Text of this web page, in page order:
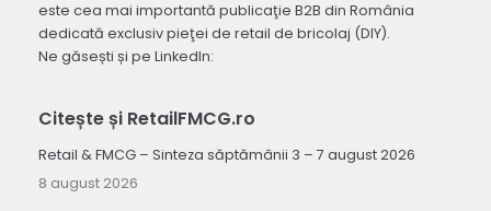
este cea mai importantă publicaţie B2B din România
dedicată exclusiv pieţei de retail de bricolaj (DIY).
Ne găsești și pe LinkedIn:
Citește și RetailFMCG.ro
Retail & FMCG – Sinteza săptămânii 3 – 7 august 2026
8 august 2026